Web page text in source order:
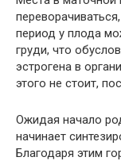
период у плода
груди, что
эстрогена в
этого не стоит,
Ожидая начало
начинает
Благодаря этим